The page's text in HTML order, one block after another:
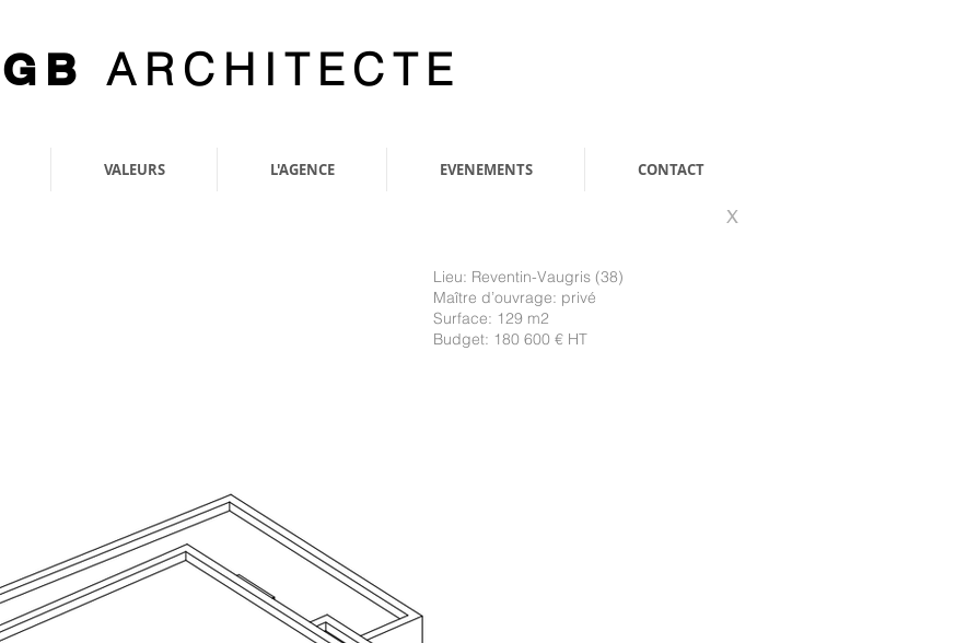
GB ARCHITECTE
VALEURS L'AGENCE EVENEMENTS CONTACT
X
Lieu: Reventin-Vaugris (38)
Maître d’ouvrage: privé
Surface: 129 m2
Budget: 180 600 € HT